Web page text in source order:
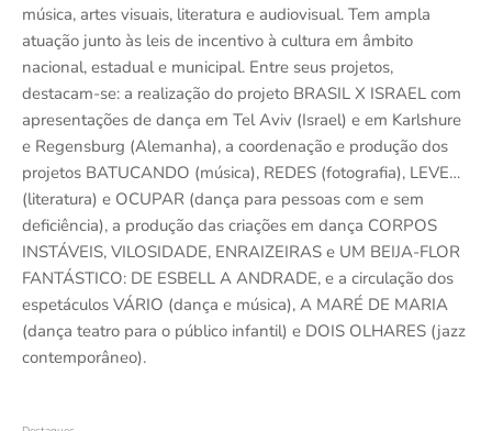
música, artes visuais, literatura e audiovisual. Tem ampla
atuação junto às leis de incentivo à cultura em âmbito
nacional, estadual e municipal. Entre seus projetos,
destacam-se: a realização do projeto BRASIL X ISRAEL com
apresentações de dança em Tel Aviv (Israel) e em Karlshure
e Regensburg (Alemanha), a coordenação e produção dos
projetos BATUCANDO (música), REDES (fotografia), LEVE…
(literatura) e OCUPAR (dança para pessoas com e sem
deficiência), a produção das criações em dança CORPOS
INSTÁVEIS, VILOSIDADE, ENRAIZEIRAS e UM BEIJA-FLOR
FANTÁSTICO: DE ESBELL A ANDRADE, e a circulação dos
espetáculos VÁRIO (dança e música), A MARÉ DE MARIA
(dança teatro para o público infantil) e DOIS OLHARES (jazz
contemporâneo).